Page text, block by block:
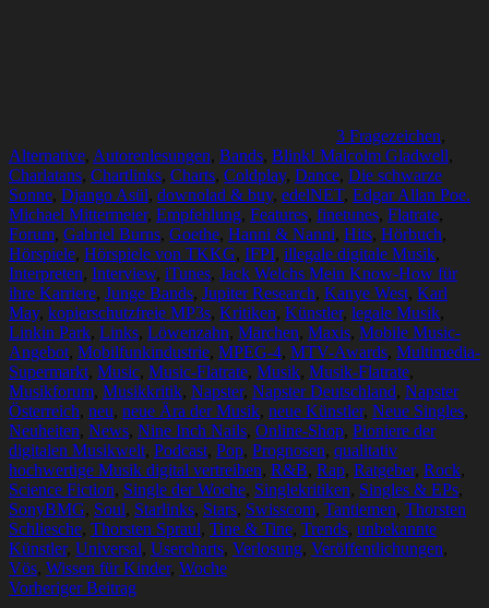
3 Fragezeichen,
Alternative, Autorenlesungen, Bands, Blink! Malcolm Gladwell,
Charlatans, Chartlinks, Charts, Coldplay, Dance, Die schwarze
Sonne, Django Asül, downolad & buy, edelNET, Edgar Allan Poe.
Michael Mittermeier, Empfehlung, Features, finetunes, Flatrate,
Forum, Gabriel Burns, Goethe, Hanni & Nanni, Hits, Hörbuch,
Hörspiele, Hörspiele von TKKG, IFPI, illegale digitale Musik,
Interpreten, Interview, iTunes, Jack Welchs Mein Know-How für
ihre Karriere, Junge Bands, Jupiter Research, Kanye West, Karl
May, kopierschutzfreie MP3s, Kritiken, Künstler, legale Musik,
Linkin Park, Links, Löwenzahn, Märchen, Maxis, Mobile Music-
Angebot, Mobilfunkindustrie, MPEG-4, MTV-Awards, Multimedia-
Supermarkt, Music, Music-Flatrate, Musik, Musik-Flatrate,
Musikforum, Musikkritik, Napster, Napster Deutschland, Napster
Österreich, neu, neue Ära der Musik, neue Künstler, Neue Singles,
Neuheiten, News, Nine Inch Nails, Online-Shop, Pioniere der
digitalen Musikwelt, Podcast, Pop, Prognosen, qualitativ
hochwertige Musik digital vertreiben, R&B, Rap, Ratgeber, Rock,
Science Fiction, Single der Woche, Singlekritiken, Singles & EPs,
SonyBMG, Soul, Starlinks, Stars, Swisscom, Tantiemen, Thorsten
Schliesche, Thorsten Spraul, Tine & Tine, Trends, unbekannte
Künstler, Universal, Usercharts, Verlosung, Veröffentlichungen,
Vös, Wissen für Kinder, Woche
Beitragsnavigation
Vorheriger Beitrag